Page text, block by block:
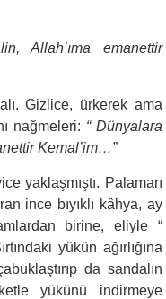
Allah’ıma emanettir
Gizlice, ürkerek ama
nağmeleri: “ Dünyalara
Kemal’im…”
yaklaşmıştı. Palamarı
ince bıyıklı kâhya, ay
birine, eliyle “
yükün ağırlığına
da sandalın
yükünü indirmeye